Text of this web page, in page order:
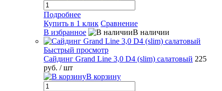
Подробнее
Купить в 1 клик Сравнение
В избранное
В наличии
Быстрый просмотр
Сайдинг Grand Line 3,0 D4 (slim) салатовый 225
руб. / шт
В корзину